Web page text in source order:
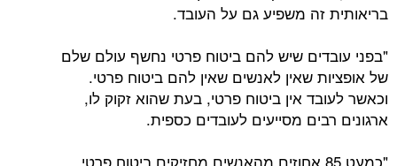
בריאותית זה משפיע גם על העובד.
"בפני עובדים שיש להם ביטוח פרטי נחשף עולם שלם
של אופציות שאין לאנשים שאין להם ביטוח פרטי.
וכאשר לעובד אין ביטוח פרטי, בעת שהוא זקוק לו,
ארגונים רבים מסייעים לעובדים כספית.
"כמעט 85 אחוזים מהאנשים מחזיקים ביטוח פרטי